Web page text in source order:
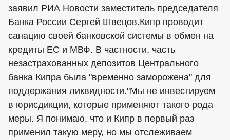
заявил РИА Новости заместитель председателя
Банка России Сергей Швецов.Кипр проводит
санацию своей банковской системы в обмен на
кредиты ЕС и МВФ. В частности, часть
незастрахованных депозитов Центрального
банка Кипра была "временно заморожена" для
поддержания ликвидности."Мы не инвестируем
в юрисдикции, которые применяют такого рода
меры. Я понимаю, что и Кипр в первый раз
применил такую меру, но мы отслеживаем